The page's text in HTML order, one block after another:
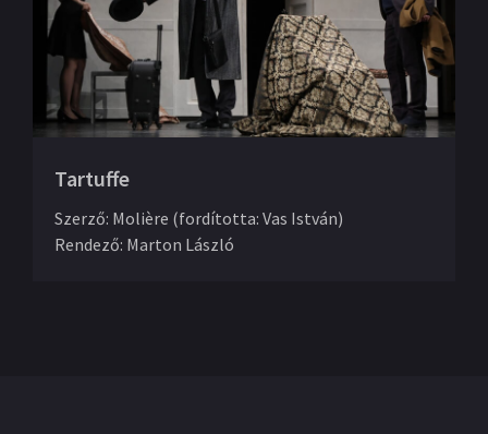
Tartuffe
Szerző: Molière (fordította: Vas István)
Rendező: Marton László